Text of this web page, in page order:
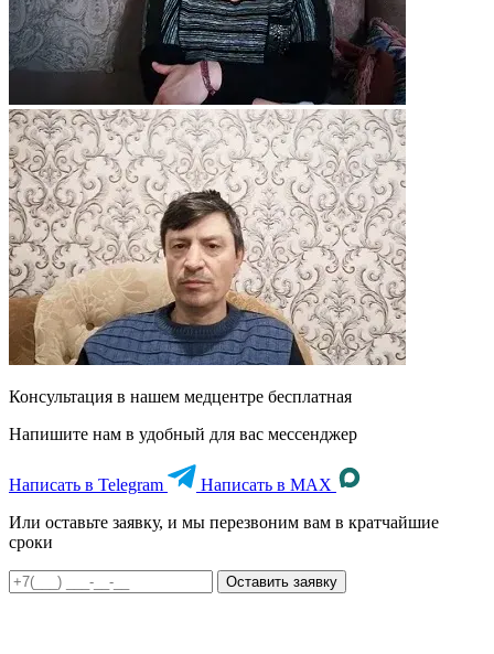
Консультация в нашем медцентре бесплатная
Напишите нам в удобный для вас мессенджер
Написать в Telegram
Написать в MAX
Или оставьте заявку, и мы перезвоним вам в кратчайшие
сроки
Оставить заявку